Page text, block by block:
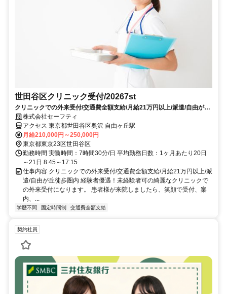
世田谷区クリニック受付/20267st
クリニックでの外来受付/交通費全額支給/月給21万円以上/派遣/自由が丘
徒歩圏内/20267st
株式会社セーフティ
アクセス 東京都世田谷区奥沢 自由ヶ丘駅
月給210,000円～250,000円
東京都東京23区世田谷区
勤務時間 実働時間：7時間30分/日 平均勤務日数：1ヶ月あたり20日
～21日 8:45～17:15
仕事内容 クリニックでの外来受付/交通費全額支給/月給21万円以上/派
遣/自由が丘徒歩圏内 経験者優遇！未経験者可の綺麗なクリニックで
の外来受付になります。 患者様が来院しましたら、笑顔で受付、案
内、...
学歴不問 固定時間制 交通費全額支給
契約社員